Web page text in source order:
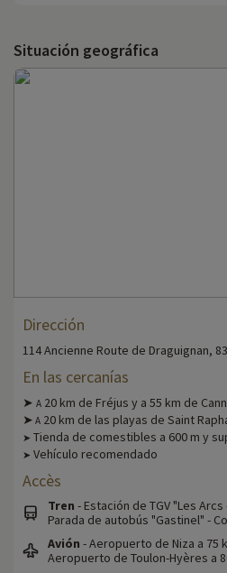
Situación geográfica
Dirección
114 Ancienne Route de Draguignan,
En las cercanías
➤ A 20 km de Fréjus y a 55 km de
➤ A 20 km de las playas de Saint
➤ Tienda de comestibles a 600 m y
➤ Vehículo recomendado
Accès
Tren - Estación de TGV "Les
Parada de autobús "Gastinel" -
Avión - Aeropuerto de Niza a 75
Aeropuerto de Toulon-Hyères a